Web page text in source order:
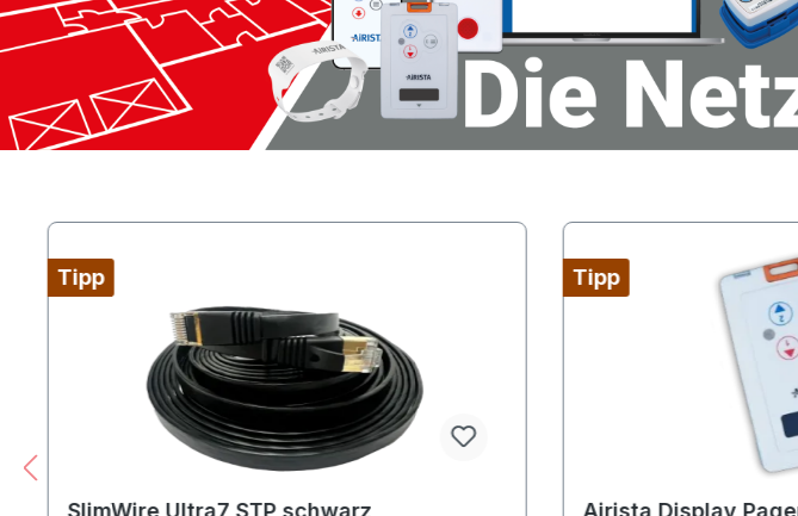
Produktgalerie überspringen
Tipp
SlimWire Ultra7 STP schwarz
Tipp
Airista Display